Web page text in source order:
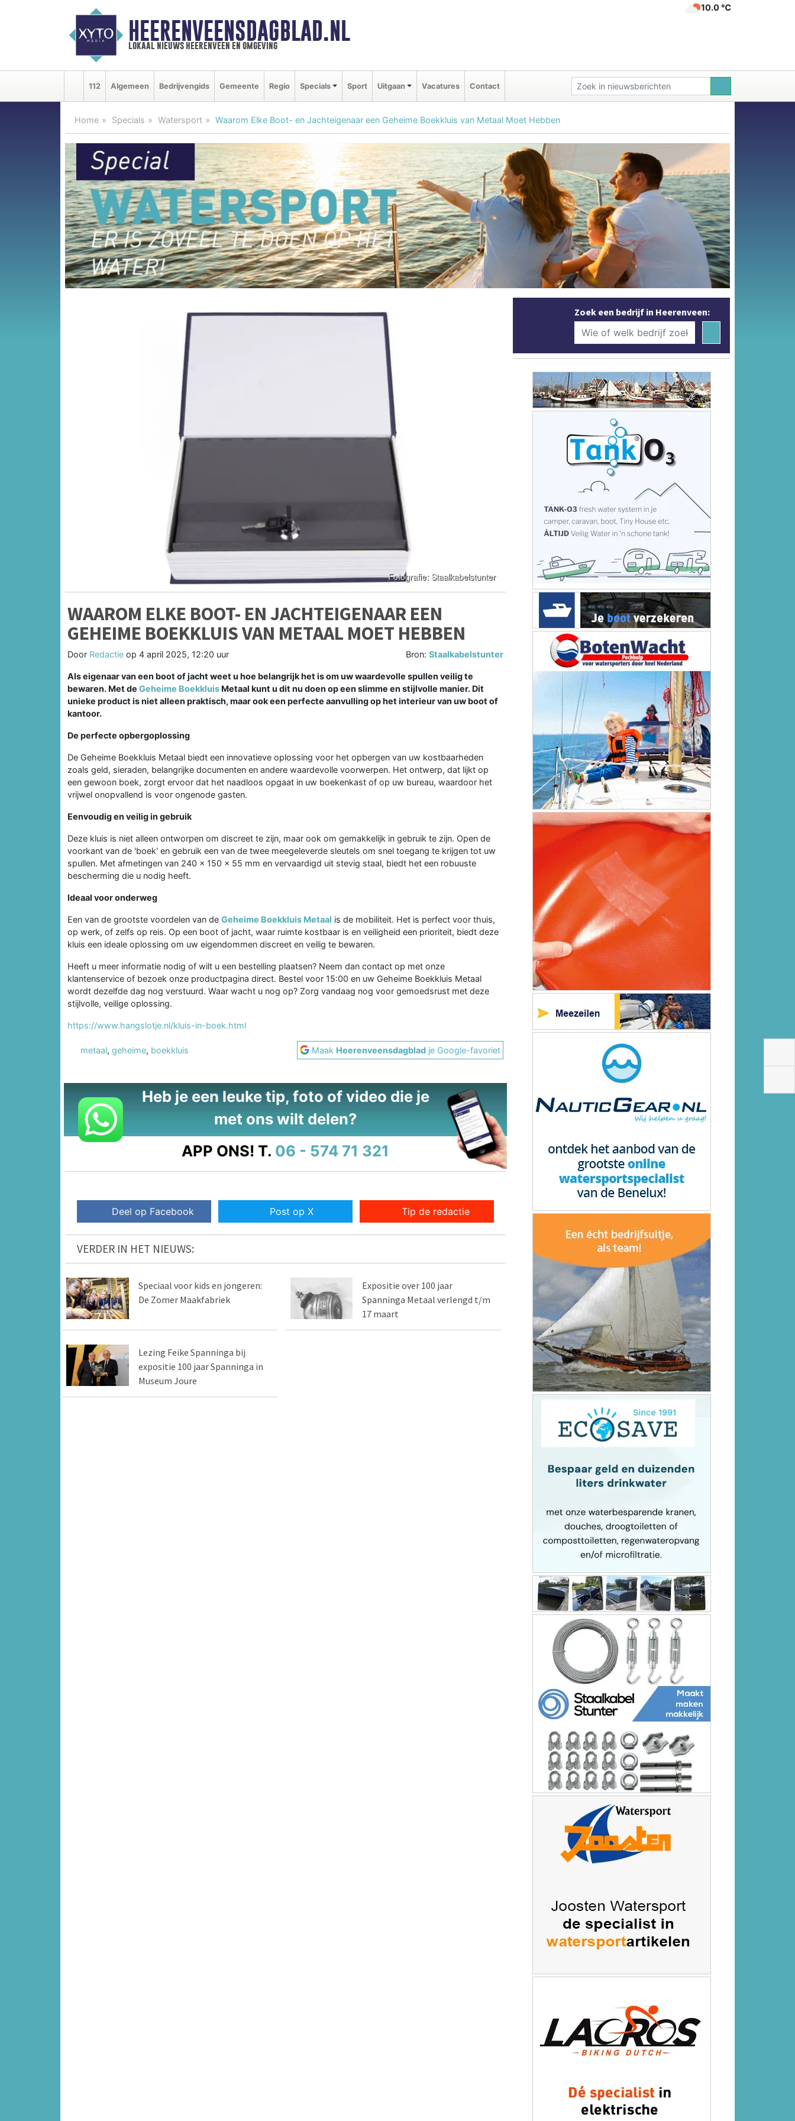
HEERENVEENSDAGBLAD.NL
lokaal nieuws heerenveen en omgeving
10.0 ℃
112 Algemeen Bedrijvengids Gemeente Regio Specials Sport Uitgaan Vacatures Contact
Home Specials Watersport Waarom Elke Boot- en Jachteigenaar een Geheime Boekkluis van Metaal Moet Hebben
WAAROM ELKE BOOT- EN JACHTEIGENAAR EEN
GEHEIME BOEKKLUIS VAN METAAL MOET HEBBEN
Door Redactie op 4 april 2025, 12:20 uur Bron:Staalkabelstunter
Als eigenaar van een boot of jacht weet u hoe belangrijk het is om uw waardevolle spullen veilig te
bewaren. Met de Geheime Boekkluis Metaal kunt u dit nu doen op een slimme en stijlvolle manier. Dit
unieke product is niet alleen praktisch, maar ook een perfecte aanvulling op het interieur van uw boot of
kantoor.
De perfecte opbergoplossing
De Geheime Boekkluis Metaal biedt een innovatieve oplossing voor het opbergen van uw kostbaarheden
zoals geld, sieraden, belangrijke documenten en andere waardevolle voorwerpen. Het ontwerp, dat lijkt op
een gewoon boek, zorgt ervoor dat het naadloos opgaat in uw boekenkast of op uw bureau, waardoor het
vrijwel onopvallend is voor ongenode gasten.
Eenvoudig en veilig in gebruik
Deze kluis is niet alleen ontworpen om discreet te zijn, maar ook om gemakkelijk in gebruik te zijn. Open de
voorkant van de 'boek' en gebruik een van de twee meegeleverde sleutels om snel toegang te krijgen tot uw
spullen. Met afmetingen van 240 x 150 x 55 mm en vervaardigd uit stevig staal, biedt het een robuuste
bescherming die u nodig heeft.
Ideaal voor onderweg
Een van de grootste voordelen van de Geheime Boekkluis Metaal is de mobiliteit. Het is perfect voor thuis,
op werk, of zelfs op reis. Op een boot of jacht, waar ruimte kostbaar is en veiligheid een prioriteit, biedt deze
kluis een ideale oplossing om uw eigendommen discreet en veilig te bewaren.
Heeft u meer informatie nodig of wilt u een bestelling plaatsen? Neem dan contact op met onze
klantenservice of bezoek onze productpagina direct. Bestel voor 15:00 en uw Geheime Boekkluis Metaal
wordt dezelfde dag nog verstuurd. Waar wacht u nog op? Zorg vandaag nog voor gemoedsrust met deze
stijlvolle, veilige oplossing.
https://www.hangslotje.nl/kluis-in-boek.html
metaal, geheime, boekkluis Maak Heerenveensdagblad je Google-favoriet
Heb je een leuke tip, foto of video die je
met ons wilt delen?
APP ONS! T. 06 - 574 71 321
Deel op Facebook Post op X Tip de redactie
VERDER IN HET NIEUWS:
Speciaal voor kids en jongeren:
De Zomer Maakfabriek
Expositie over 100 jaar
Spanninga Metaal verlengd t/m
17 maart
Lezing Feike Spanninga bij
expositie 100 jaar Spanninga in
Museum Joure
Zoek een bedrijf in Heerenveen: